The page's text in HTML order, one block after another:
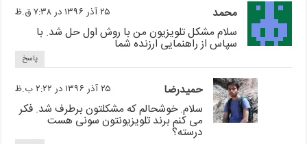
محمد ۲۵ آذر ۱۳۹۶ در ۷:۳۸ ق.ظ
سلام مشکل تلویزیون من با روش اول حل شد. با
سپاس از راهنمایی ارزنده شما
پاسخ
حمیدرضا ۲۵ آذر ۱۳۹۶ در ۲:۲۲ ب.ظ
سلام. خوشحالم که مشکلتون برطرف شد. فکر
می کنم برند تلویزیونتون سونی هست
درسته؟